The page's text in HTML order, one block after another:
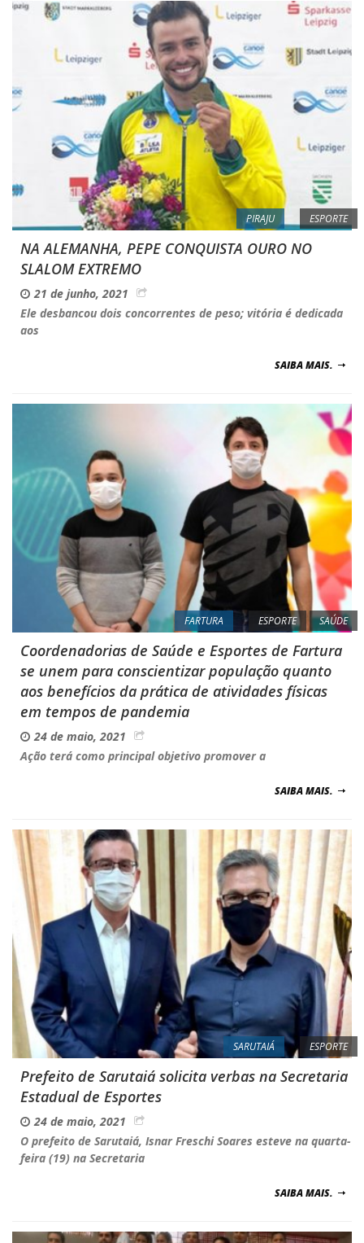
PIRAJU ESPORTE
NA ALEMANHA, PEPE CONQUISTA OURO NO
SLALOM EXTREMO
21 de junho, 2021
Ele desbancou dois concorrentes de peso; vitória é dedicada
aos
SAIBA MAIS.
FARTURA ESPORTE SAÚDE
Coordenadorias de Saúde e Esportes de Fartura
se unem para conscientizar população quanto
aos benefícios da prática de atividades físicas
em tempos de pandemia
24 de maio, 2021
Ação terá como principal objetivo promover a
SAIBA MAIS.
SARUTAIÁ ESPORTE
Prefeito de Sarutaiá solicita verbas na Secretaria
Estadual de Esportes
24 de maio, 2021
O prefeito de Sarutaiá, Isnar Freschi Soares esteve na quarta-
feira (19) na Secretaria
SAIBA MAIS.